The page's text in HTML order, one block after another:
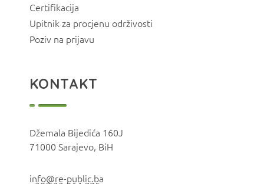
Certifikacija
Upitnik za procjenu održivosti
Poziv na prijavu
KONTAKT
Džemala Bijedića 160J
71000 Sarajevo, BiH
info@re-public.ba